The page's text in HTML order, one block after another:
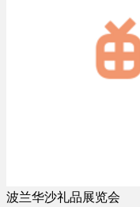
波兰华沙礼品展览会